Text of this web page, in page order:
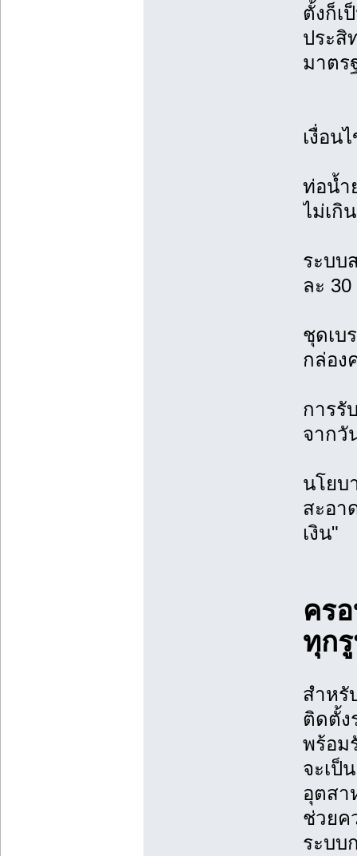
ตั้งก็เ
ประสิ
มาตร
เงื่อน
ท่อน้ำ
ไม่เกิ
ระบบ
ละ
ชุดเบ
กล่อง
การรั
จากวั
นโยบ
สะอา
เงิน"
คร
ทุก
สำหรั
ติดตั้ง
พร้อม
จะเป็
อุตสา
ช่วยค
ระบบ